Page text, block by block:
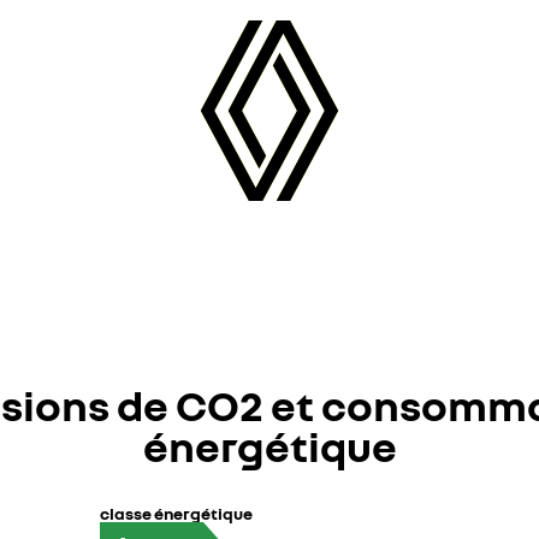
de CO2 et
énergétique
classe énergétique